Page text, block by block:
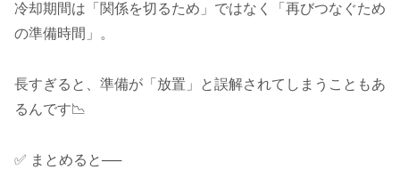
冷却期間は「関係を切るため」ではなく「再びつなぐため
の準備時間」。
長すぎると、準備が「放置」と誤解されてしまうこともあ
るんです📉
✅ まとめると──